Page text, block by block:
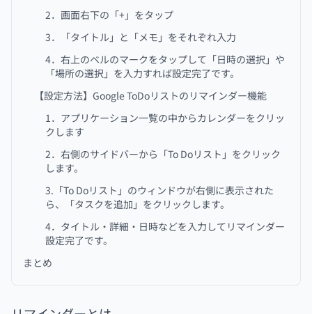
2．画面右下の「+」をタップ
3．「タイトル」と「メモ」をそれぞれ入力
4．右上のベルのマークをタップして「日時の選択」や
「場所の選択」を入力すれば設定完了です。
【設定方法】Google ToDoリストのリマインダー機能
1．アプリケーション一覧の中からカレンダーをクリッ
クします
2．右側のサイドバーから「To Doリスト」をクリック
します。
3.「To Doリスト」のウィンドウが右側に表示された
ら、「タスクを追加」をクリックします。
4．タイトル・詳細・日時などを入力してリマインダー
設定完了です。
まとめ